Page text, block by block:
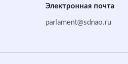
Электронная почта
parlament@sdnao.ru